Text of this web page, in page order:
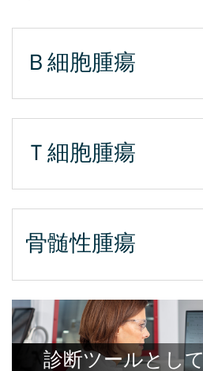
Ｂ細胞腫瘍
Ｔ細胞腫瘍
骨髄性腫瘍
診断ツールとし